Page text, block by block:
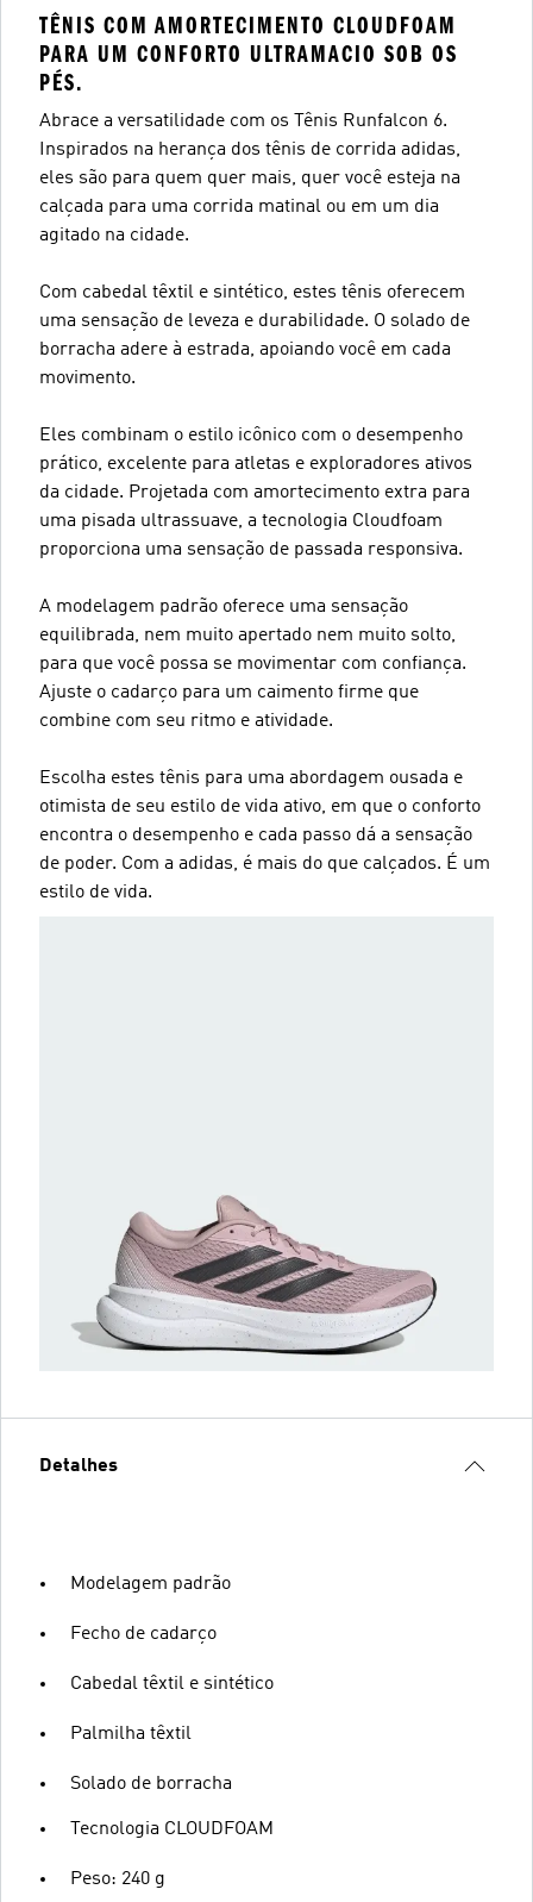
TÊNIS COM AMORTECIMENTO CLOUDFOAM
PARA UM CONFORTO ULTRAMACIO SOB OS
PÉS.
Abrace a versatilidade com os Tênis Runfalcon 6.
Inspirados na herança dos tênis de corrida adidas,
eles são para quem quer mais, quer você esteja na
calçada para uma corrida matinal ou em um dia
agitado na cidade.
Com cabedal têxtil e sintético, estes tênis oferecem
uma sensação de leveza e durabilidade. O solado de
borracha adere à estrada, apoiando você em cada
movimento.
Eles combinam o estilo icônico com o desempenho
prático, excelente para atletas e exploradores ativos
da cidade. Projetada com amortecimento extra para
uma pisada ultrassuave, a tecnologia Cloudfoam
proporciona uma sensação de passada responsiva.
A modelagem padrão oferece uma sensação
equilibrada, nem muito apertado nem muito solto,
para que você possa se movimentar com confiança.
Ajuste o cadarço para um caimento firme que
combine com seu ritmo e atividade.
Escolha estes tênis para uma abordagem ousada e
otimista de seu estilo de vida ativo, em que o conforto
encontra o desempenho e cada passo dá a sensação
de poder. Com a adidas, é mais do que calçados. É um
estilo de vida.
Detalhes
Modelagem padrão
Fecho de cadarço
Cabedal têxtil e sintético
Palmilha têxtil
Solado de borracha
Tecnologia CLOUDFOAM
Peso: 240 g